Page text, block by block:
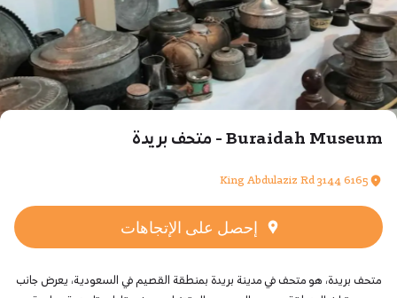
Buraidah Museum - متحف بريدة
6165 3144 King Abdulaziz Rd
إحصل على الإتجاهات
متحف بريدة، هو متحف في مدينة بريدة بمنطقة القصيم في السعودية، يعرض جانب